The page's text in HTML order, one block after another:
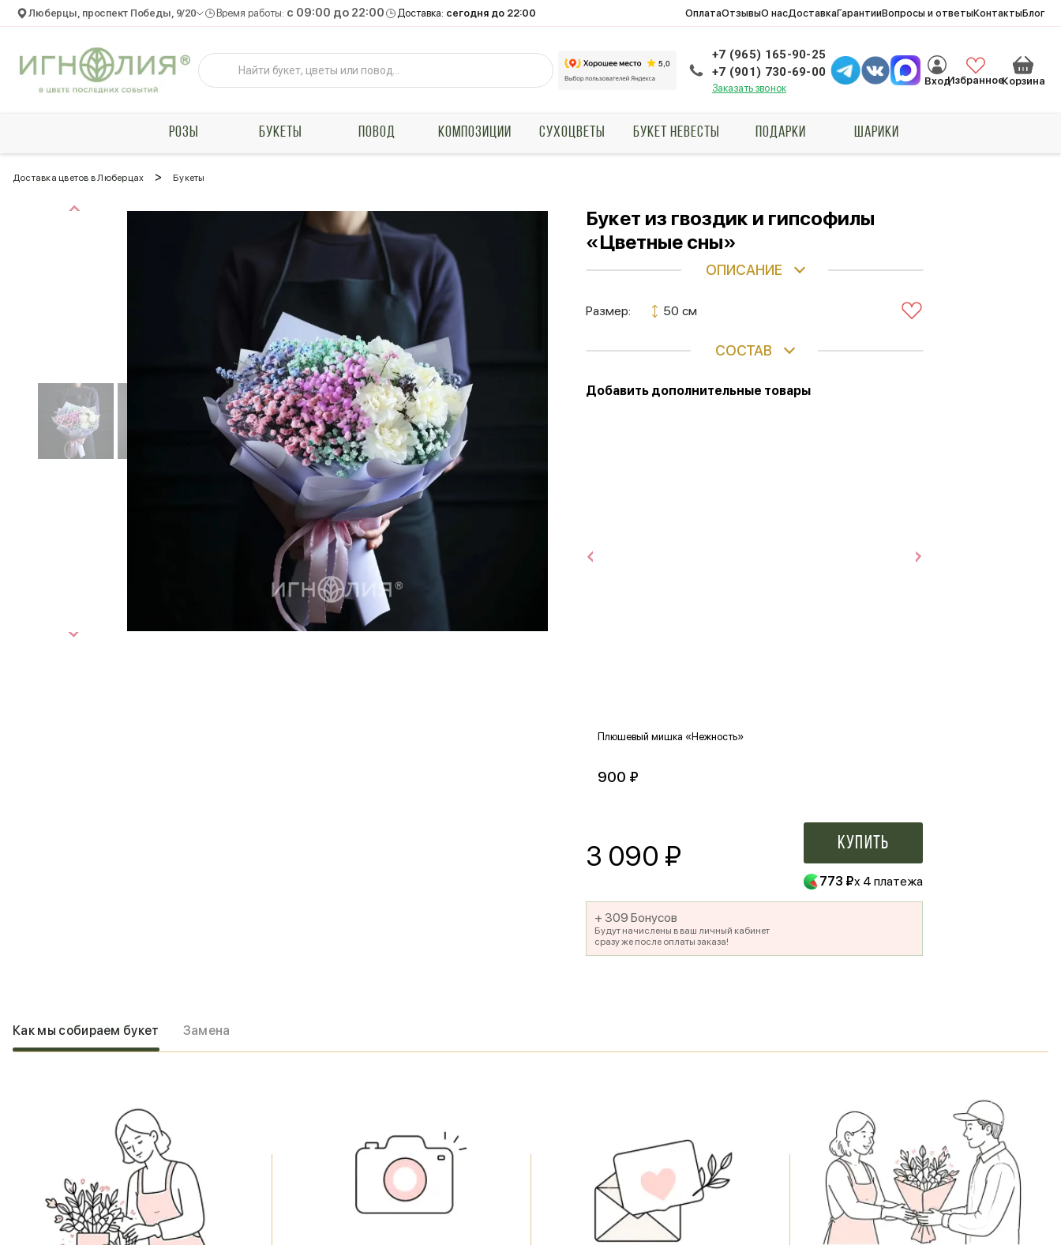
Люберцы, проспект Победы, 9/20 Время работы: c 09:00 до 22:00 Доставка: сегодня до 22:00 ОплатаОтзывыО насДоставкаГарантииВопросы и ответыКонтактыБлог
+7 (965) 165-90-25
+7 (901) 730-69-00
Заказать звонок
ВходИзбранноеКорзина
РОЗЫ БУКЕТЫ ПОВОД КОМПОЗИЦИИ СУХОЦВЕТЫ БУКЕТ НЕВЕСТЫ ПОДАРКИ ШАРИКИ
Доставка цветов в Люберцах > Букеты
Букет из гвоздик и гипсофилы
«Цветные сны»
ОПИСАНИЕ
Размер: 50 см
СОСТАВ
Добавить дополнительные товары
Плюшевый мишка «Нежность»
900 ₽
3 090 ₽ Купить
773 ₽x 4 платежа
+ 309 Бонусов
Будут начислены в ваш личный кабинет
сразу же после оплаты заказа!
Как мы собираем букет Замена